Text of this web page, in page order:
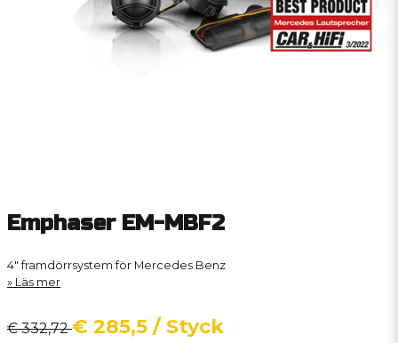
Emphaser EM-MBF2
4" framdörrsystem för Mercedes Benz
Läs mer
€ 332,72€ 285,5 / Styck